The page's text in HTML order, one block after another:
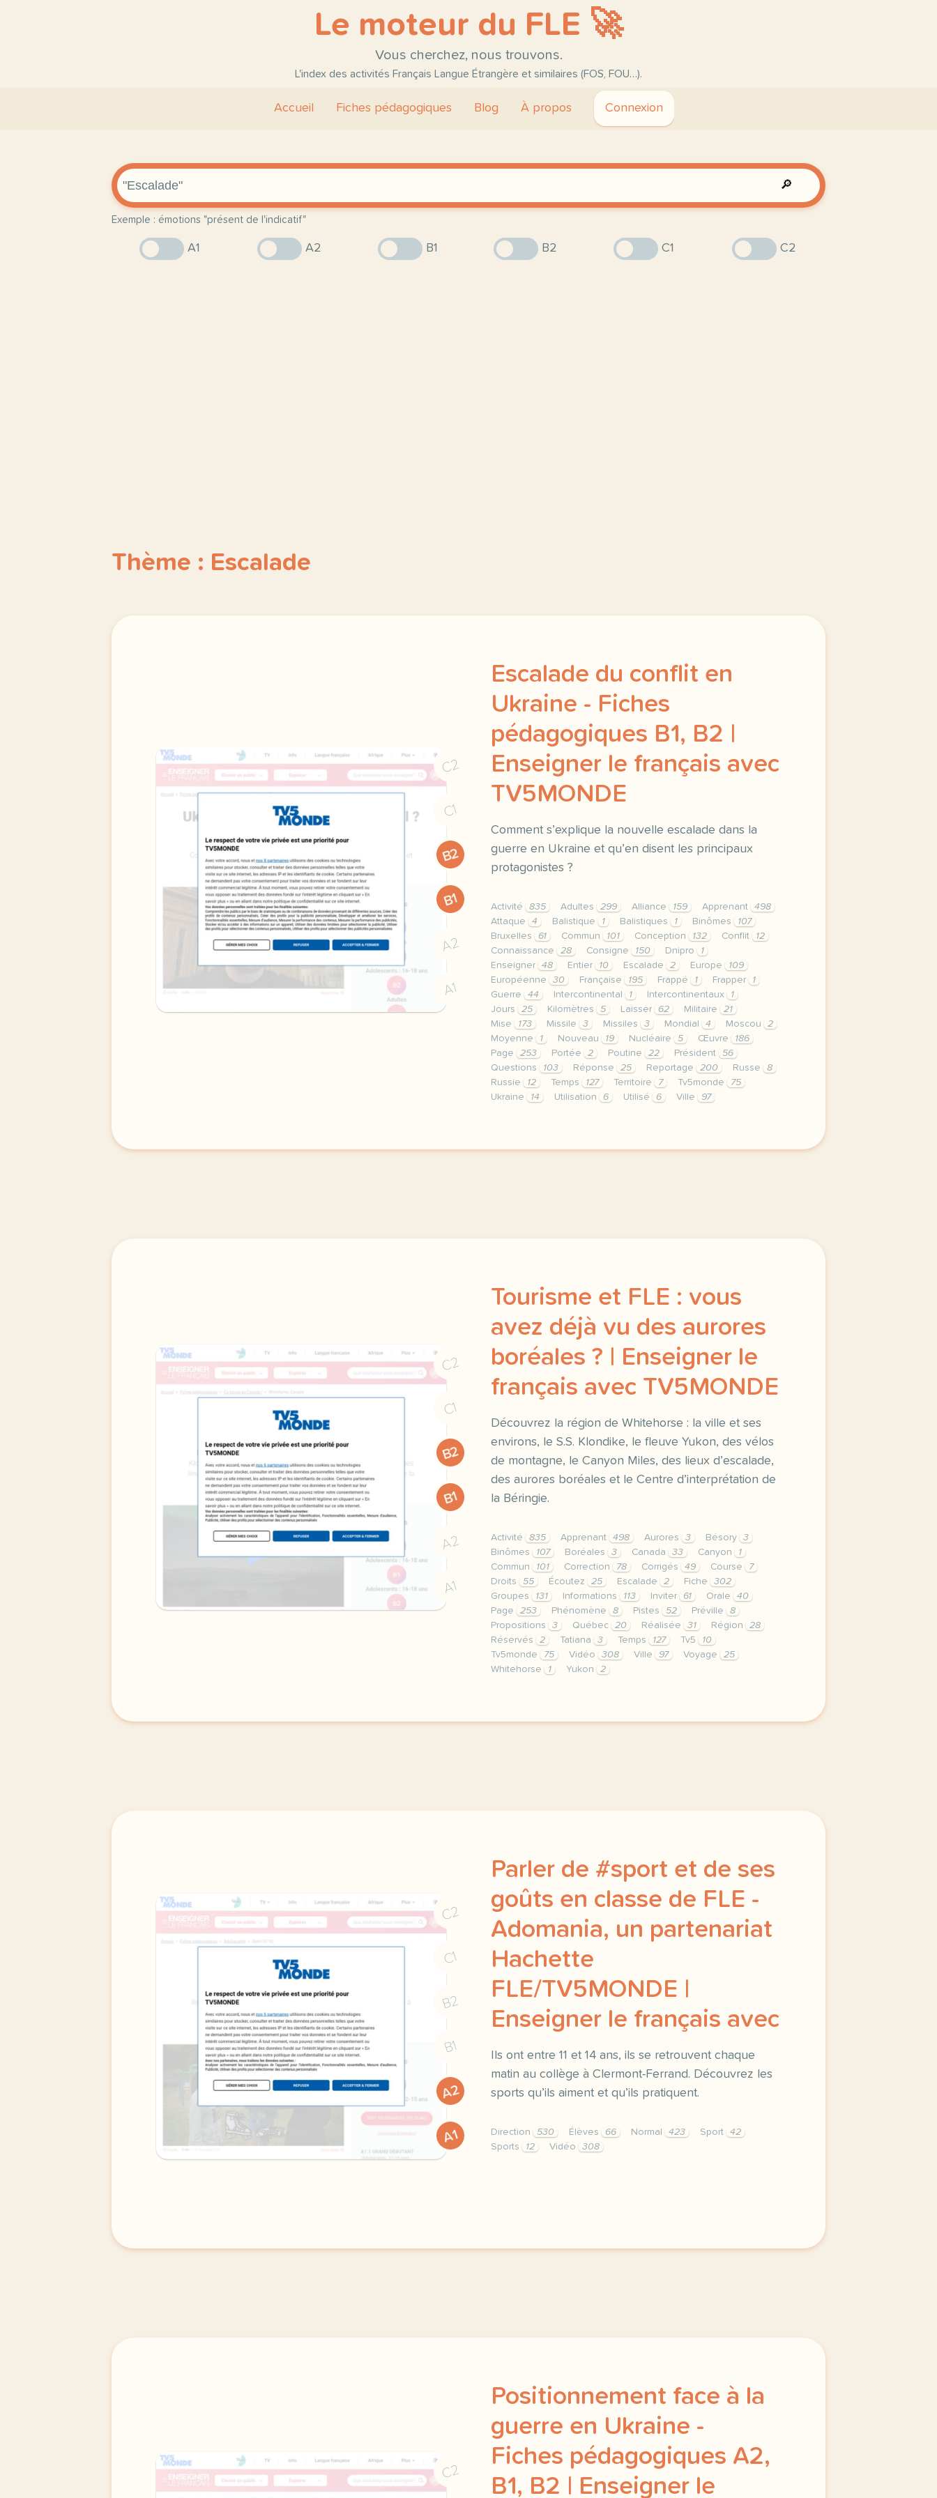
Le moteur du FLE 🚀
Vous cherchez, nous trouvons.
L'index des activités Français Langue Étrangère et similaires (FOS, FOU…).
Accueil Fiches pédagogiques Blog À propos Connexion
🔎
Exemple : émotions "présent de l'indicatif"
A1 A2 B1 B2 C1 C2
Thème : Escalade
C2
C1
B2
B1
A2
A1
Escalade du conflit en
Ukraine - Fiches
pédagogiques B1, B2 |
Enseigner le français avec
TV5MONDE
Comment s’explique la nouvelle escalade dans la
guerre en Ukraine et qu’en disent les principaux
protagonistes ?
Activité 835 Adultes 299 Alliance 159 Apprenant
498
Attaque
4 Balistique 1 Balistiques 1 Binômes
107
Bruxelles
61 Commun 101 Conception 132 Conflit
12
Connaissance
28 Consigne 150 Dnipro
1
Enseigner
48 Entier 10 Escalade 2 Europe
109
Européenne
30 Française 195 Frappé 1 Frapper
1
Guerre
44 Intercontinental 1 Intercontinentaux
1
Jours
25 Kilomètres 5 Laisser 62 Militaire
21
Mise
173 Missile 3 Missiles 3 Mondial 4 Moscou
2
Moyenne
1 Nouveau 19 Nucléaire 5 Œuvre
186
Page
253 Portée 2 Poutine 22 Président
56
Questions
103 Réponse 25 Reportage 200 Russe
8
Russie
12 Temps 127 Territoire 7 Tv5monde
75
Ukraine
14 Utilisation 6 Utilisé 6 Ville 97
C2
C1
B2
B1
A2
A1
Tourisme et FLE : vous
avez déjà vu des aurores
boréales ? | Enseigner le
français avec TV5MONDE
Découvrez la région de Whitehorse : la ville et ses
environs, le S.S. Klondike, le fleuve Yukon, des vélos
de montagne, le Canyon Miles, des lieux d’escalade,
des aurores boréales et le Centre d’interprétation de
la Béringie.
Activité 835 Apprenant 498 Aurores 3 Bésory
3
Binômes
107 Boréales 3 Canada 33 Canyon
1
Commun
101 Correction 78 Corrigés 49 Course
7
Droits
55 Écoutez 25 Escalade 2 Fiche
302
Groupes
131 Informations 113 Inviter 61 Orale
40
Page
253 Phénomène 8 Pistes 52 Préville
8
Propositions
3 Québec 20 Réalisée 31 Région
28
Réservés
2 Tatiana 3 Temps 127 Tv5
10
Tv5monde
75 Vidéo 308 Ville 97 Voyage
25
Whitehorse
1 Yukon 2
C2
C1
B2
B1
A2
A1
Parler de #sport et de ses
goûts en classe de FLE -
Adomania, un partenariat
Hachette
FLE/TV5MONDE |
Enseigner le français avec
Ils ont entre 11 et 14 ans, ils se retrouvent chaque
matin au collège à Clermont-Ferrand. Découvrez les
sports qu’ils aiment et qu’ils pratiquent.
Direction 530 Élèves 66 Normal 423 Sport
42
Sports
12 Vidéo 308
C2
Positionnement face à la
guerre en Ukraine -
Fiches pédagogiques A2,
B1, B2 | Enseigner le